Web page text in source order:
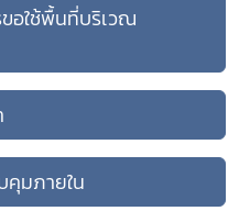
อใช้พื้นที่บริเวณ
คุมภายใน